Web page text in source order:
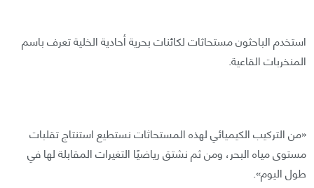
استخدم الباحثون مستحاثات لكائنات بحرية أحادية الخلية تعرف باسم
المنخربات القاعية.
«من التركيب الكيميائي لهذه المستحاثات نستطيع استنتاج تقلبات
مستوى مياه البحر، ومن ثم نشتق رياضيًا التغيرات المقابلة لها في
طول اليوم».